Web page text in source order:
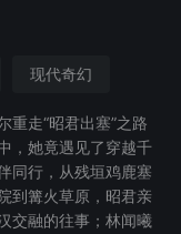
现代奇幻
重走“昭君出塞”之路
，她竟遇见了穿越千
同行，从残垣鸡鹿塞
到篝火草原，昭君亲
交融的往事；林闻曦